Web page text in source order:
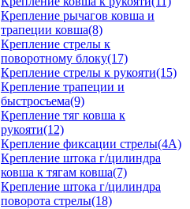
Крепление рычагов ковша и
трапеции ковша(8)
Крепление стрелы к
поворотному блоку(17)
Крепление стрелы к рукояти(15)
Крепление трапеции и
быстросъема(9)
Крепление тяг ковша к
рукояти(12)
Крепление фиксации стрелы(4A)
Крепление штока г/цилиндра
ковша к тягам ковша(7)
Крепление штока г/цилиндра
поворота стрелы(18)